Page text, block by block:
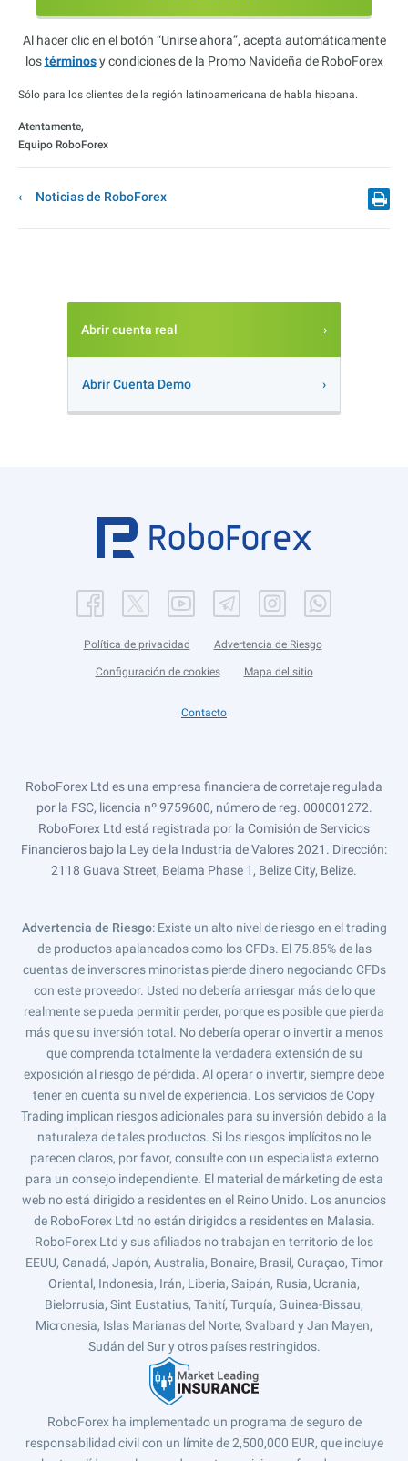
Al hacer clic en el botón “Unirse ahora”, acepta automáticamente
lostérminosy condiciones de la Promo Navideña de RoboForex
Sólo para los clientes de la región latinoamericana de habla hispana.
Atentamente,
Equipo RoboForex
Noticias de RoboForex
Abrir cuenta real
Abrir Cuenta Demo
Política de privacidad Advertencia de Riesgo
Configuración de cookies Mapa del sitio
Contacto
RoboForex Ltd es una empresa financiera de corretaje regulada
por la FSC, licencia nº 9759600, número de reg. 000001272.
RoboForex Ltd está registrada por la Comisión de Servicios
Financieros bajo la Ley de la Industria de Valores 2021. Dirección:
2118 Guava Street, Belama Phase 1, Belize City, Belize.
Advertencia de Riesgo: Existe un alto nivel de riesgo en el trading
de productos apalancados como los CFDs. El 75.85% de las
cuentas de inversores minoristas pierde dinero negociando CFDs
con este proveedor. Usted no debería arriesgar más de lo que
realmente se pueda permitir perder, porque es posible que pierda
más que su inversión total. No debería operar o invertir a menos
que comprenda totalmente la verdadera extensión de su
exposición al riesgo de pérdida. Al operar o invertir, siempre debe
tener en cuenta su nivel de experiencia. Los servicios de Copy
Trading implican riesgos adicionales para su inversión debido a la
naturaleza de tales productos. Si los riesgos implícitos no le
parecen claros, por favor, consulte con un especialista externo
para un consejo independiente. El material de márketing de esta
web no está dirigido a residentes en el Reino Unido. Los anuncios
de RoboForex Ltd no están dirigidos a residentes en Malasia.
RoboForex Ltd y sus afiliados no trabajan en territorio de los
EEUU, Canadá, Japón, Australia, Bonaire, Brasil, Curaçao, Timor
Oriental, Indonesia, Irán, Liberia, Saipán, Rusia, Ucrania,
Bielorrusia, Sint Eustatius, Tahití, Turquía, Guinea-Bissau,
Micronesia, Islas Marianas del Norte, Svalbard y Jan Mayen,
Sudán del Sur y otros países restringidos.
RoboForex ha implementado un programa de seguro de
responsabilidad civil con un límite de 2,500,000 EUR, que incluye